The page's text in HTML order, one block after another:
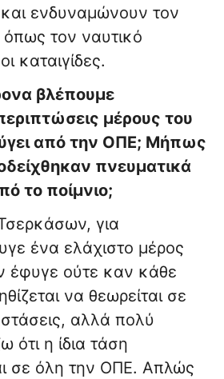
ενδυναμώνουν τον
τον ναυτικό
καταιγίδες.
βλέπουμε
μέρους του
από την ΟΠΕ; Μήπως
πνευματικά
το ποίμνιο;
για
ένα ελάχιστο μέρος
έφυγε ούτε καν κάθε
να θεωρείται σε
αλλά πολύ
ότι η ίδια τάση
σε όλη την ΟΠΕ. Απλώς